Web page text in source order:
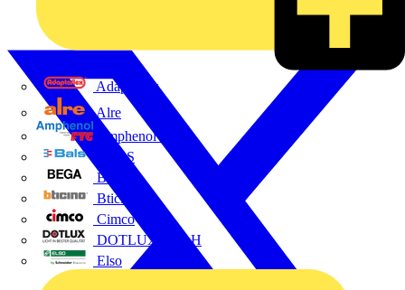
Adaptaflex
Alre
Amphenol FTG
BALS
Bega
Bticino
Cimco
DOTLUX GmbH
Elso